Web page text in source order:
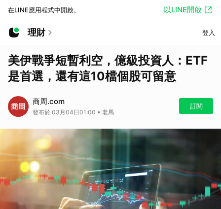
在LINE應用程式中開啟。 以LINE開啟
理財 登入
美伊戰爭短暫利空，億級投資人：ETF
是首選，還有這10檔個股可留意
商周.com
發布於 03月04日01:00 • 老馬
訂閱